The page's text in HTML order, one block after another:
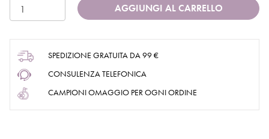
AGGIUNGI AL CARRELLO
SPEDIZIONE GRATUITA DA 99 €
CONSULENZA TELEFONICA
CAMPIONI OMAGGIO PER OGNI ORDINE